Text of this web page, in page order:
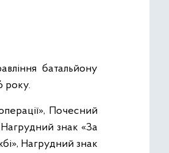
батальйону
року.
Почесний
знак «За
Нагрудний знак